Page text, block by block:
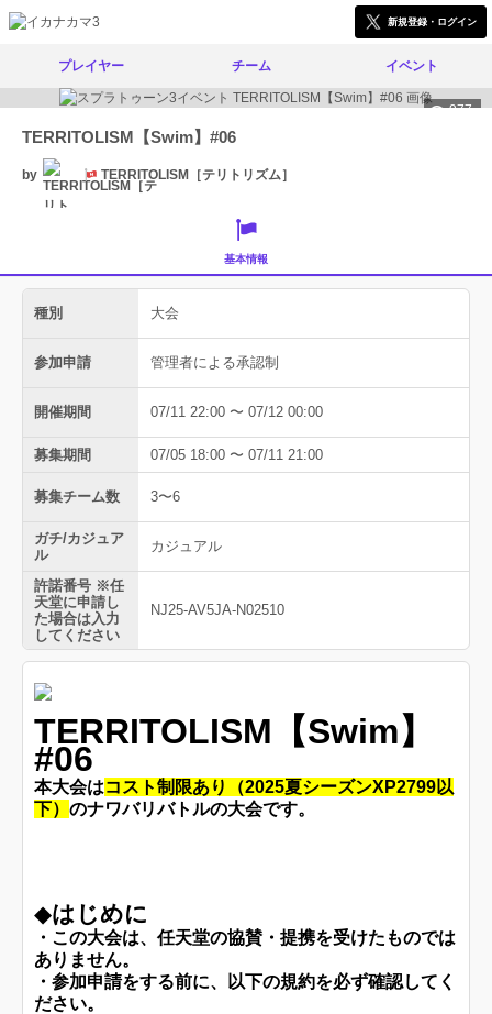
新規登録・ログイン
プレイヤー チーム イベント
977
TERRITOLISM【Swim】#06
by TERRITOLISM［テリトリズム］
基本情報
種別 大会
参加申請 管理者による承認制
開催期間 07/11 22:00 〜 07/12 00:00
募集期間 07/05 18:00 〜 07/11 21:00
募集チーム数 3〜6
ガチ/カジュア
ル
カジュアル
許諾番号 ※任
天堂に申請し
た場合は入力
してください
NJ25-AV5JA-N02510
TERRITOLISM【Swim】
#06
本大会はコスト制限あり（2025夏シーズンXP2799以
下） のナワバリバトルの大会です。
◆はじめに
・この大会は、任天堂の協賛・提携を受けたものでは
ありません。
・参加申請をする前に、以下の規約を必ず確認してく
ださい。